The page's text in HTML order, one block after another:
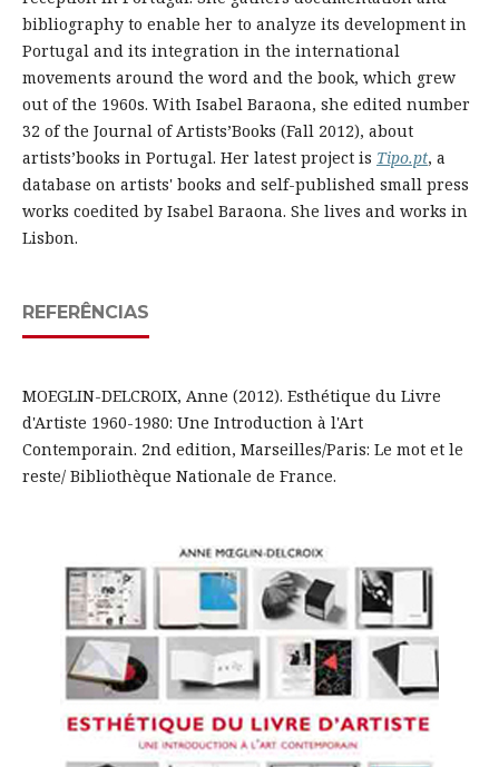
bibliography to enable her to analyze its development in
Portugal and its integration in the international
movements around the word and the book, which grew
out of the 1960s. With Isabel Baraona, she edited number
32 of the Journal of Artists’Books (Fall 2012), about
artists’books in Portugal. Her latest project is Tipo.pt, a
database on artists' books and self-published small press
works coedited by Isabel Baraona. She lives and works in
Lisbon.
REFERÊNCIAS
MOEGLIN-DELCROIX, Anne (2012). Esthétique du Livre
d'Artiste 1960-1980: Une Introduction à l'Art
Contemporain. 2nd edition, Marseilles/Paris: Le mot et le
reste/ Bibliothèque Nationale de France.